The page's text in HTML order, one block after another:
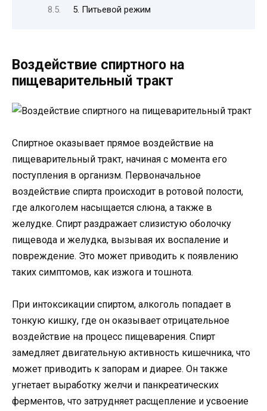
5. Питьевой режим
Воздействие спиртного на
пищеварительный тракт
Спиртное оказывает прямое воздействие на
пищеварительный тракт, начиная с момента его
поступления в организм. Первоначальное
воздействие спирта происходит в ротовой полости,
где алкоголем насыщается слюна, а также в
желудке. Спирт раздражает слизистую оболочку
пищевода и желудка, вызывая их воспаление и
повреждение. Это может приводить к появлению
таких симптомов, как изжога и тошнота.
При интоксикации спиртом, алкоголь попадает в
тонкую кишку, где он оказывает отрицательное
воздействие на процесс пищеварения. Спирт
замедляет двигательную активность кишечника, что
может приводить к запорам и диарее. Он также
угнетает выработку желчи и панкреатических
ферментов, что затрудняет расщепление и усвоение